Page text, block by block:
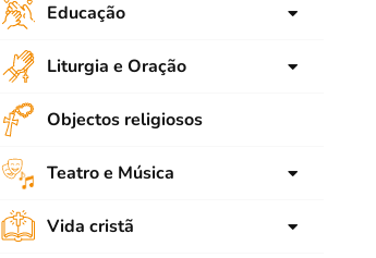
Emaús
Bíblia
Catequese de Crianças
Catequese de Jovens
Formação de Catequistas
Educação
Animação
Educar aos Valores
Escola
Tempo livre
Liturgia e Oração
Advento
Quaresma
Páscoa
Objectos religiosos
Teatro e Música
MúsicaVida cristã